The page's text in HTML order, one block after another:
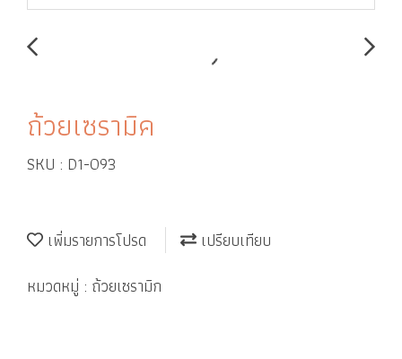
ถ้วยเซรามิค
SKU : D1-093
เพิ่มรายการโปรด
เปรียบเทียบ
หมวดหมู่ : ถ้วยเซรามิก